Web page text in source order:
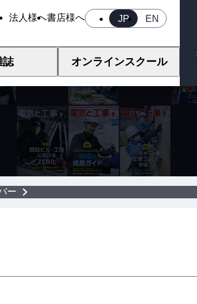
JP EN
法人様へ書店様へ
誌 オンラインスクール
ー